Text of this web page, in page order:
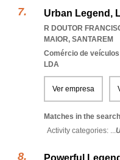
Urban Legend,
R DOUTOR
MAIOR, SANTAREM
Comércio de
LDA
Ver empresa
Matches in the
Activity categories: ...
Powerful